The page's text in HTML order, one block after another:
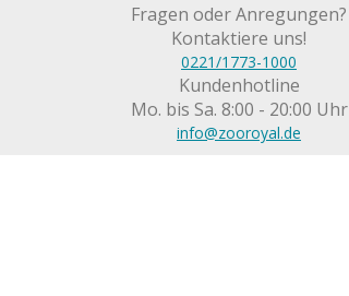
Fragen oder Anregungen?
Kontaktiere uns!
0221/1773-1000
Kundenhotline
Mo. bis Sa. 8:00 - 20:00 Uhr
info@zooroyal.de